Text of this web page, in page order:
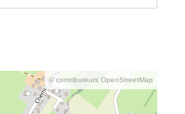
© contributeurs OpenStreetMap